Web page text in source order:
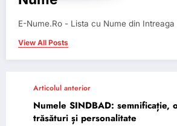
E-Nume.Ro - Lista cu Nume din Intreaga
View All Posts
Articolul anterior
Numele SINDBAD: semnificație,
trăsături și personalitate